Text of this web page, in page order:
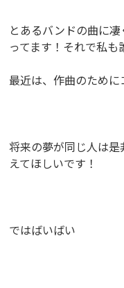
とあるバンドの曲に
ってます！それで私
最近は、作曲のために
将来の夢が同じ人は
えてほしいです！
ではばいばい